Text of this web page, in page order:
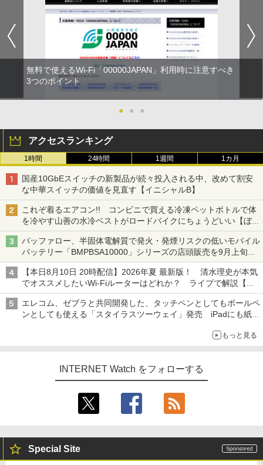
無料で使えるWi-Fi「00000JAPAN」利用時に注意すべき
3つのポイント
● ● ●
アクセスランキング
1時間 24時間 1週間 1カ月
国産10GbEスイッチの新製品が続々投入される中、改めて割安
な中華スイッチの価値を見直す【イニシャルB】
これぞ着るエアコン!! コンビニで買える冷凍ペットボトルで体
を冷やす山善の水冷ベストがロードバイクにちょうどいい【ぼっ
ち・ざ・ろーど！その14】【空いた時間でなにしてる？】
バッファロー、半固体電解質で発火・発煙リスクの低いモバイル
バッテリー「BMPBSA10000」シリーズの店頭販売を9月上旬に
開始
【本日8月10日 20時配信】2026年夏 最新版！ 清水理史が本気
でオススメしたいWi-Fiルーターはどれか？ ライブで解説【清
水理史の「イニシャルB」チャンネル】
エレコム、ゼブラと共同開発した、タッチペンとしてもボールペ
ンとしても使える「スタイラスツーウェイ」発売 iPadにも紙に
もっと見る
INTERNET Watch をフォローする
Special Site